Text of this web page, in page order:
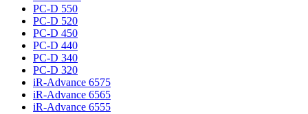
PC-D 550
PC-D 520
PC-D 450
PC-D 440
PC-D 340
PC-D 320
iR-Advance 6575
iR-Advance 6565
iR-Advance 6555